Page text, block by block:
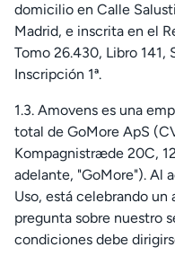
domicilio en Calle
Madrid, e inscrita en el
Tomo 26.430, Libro
Inscripción 1ª.
1.3. Amovens es una
total de GoMore ApS
Kompagnistræde 20C,
adelante, "GoMore"). Al
Uso, está celebrando
pregunta sobre nuestro
condiciones debe